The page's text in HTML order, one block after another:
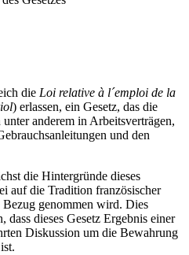
die Loi relative à l´emploi de la
) erlassen, ein Gesetz, das die
anderem in Arbeitsverträgen,
und den
die Hintergründe dieses
auf die Tradition französischer
genommen wird. Dies
dieses Gesetz Ergebnis einer
Diskussion um die Bewahrung